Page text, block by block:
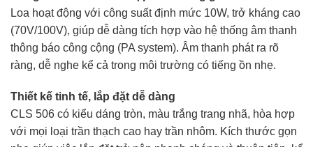
Loa hoạt động với công suất định mức 10W, trở kháng cao
(70V/100V), giúp dễ dàng tích hợp vào hệ thống âm thanh
thông báo công cộng (PA system). Âm thanh phát ra rõ
ràng, dễ nghe kể cả trong môi trường có tiếng ồn nhẹ.
Thiết kế tinh tế, lắp đặt dễ dàng
CLS 506 có kiểu dáng tròn, màu trắng trang nhã, hòa hợp
với mọi loại trần thạch cao hay trần nhôm. Kích thước gọn